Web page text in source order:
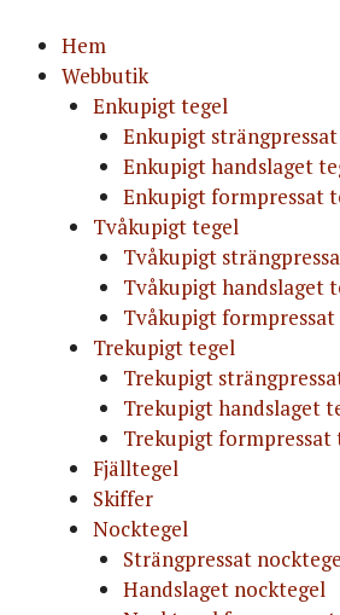
Hem
Webbutik
Enkupigt tegel
Enkupigt
Enkupigt handslaget
Enkupigt formpressat
Tvåkupigt tegel
Tvåkupigt
Tvåkupigt handslaget
Tvåkupigt
Trekupigt tegel
Trekupigt
Trekupigt handslaget
Trekupigt formpressat
Fjälltegel
Skiffer
Nocktegel
Strängpressat
Handslaget nocktegel